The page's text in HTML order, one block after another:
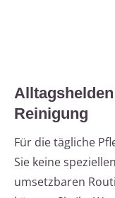
Reinigung
Für die tägliche
Sie keine
umsetzbaren